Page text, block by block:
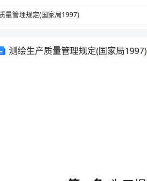
测绘生产质量管理规定(国家局1997)